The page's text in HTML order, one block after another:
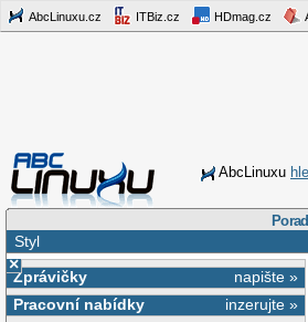
AbcLinuxu.cz ITBiz.cz HDmag.cz
AbcLinuxu
Styl
×
napište »
Zprávičky
inzerujte »
Pracovní nabídky